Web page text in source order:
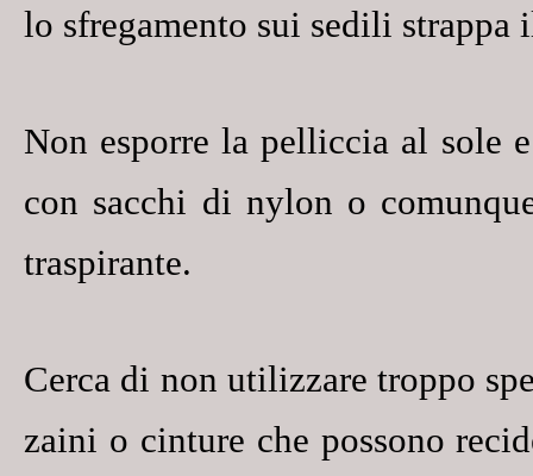
lo sfregamento sui sedili strappa
Non esporre la pelliccia al sole
con sacchi di nylon o
traspirante.
Cerca di non utilizzare troppo
zaini o cinture che possono